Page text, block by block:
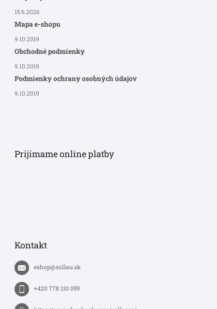
15.6.2026
Mapa e-shopu
9.10.2019
Obchodné podmienky
9.10.2019
Podmienky ochrany osobných údajov
9.10.2019
Prijímame online platby
Kontakt
eshop@sollau.sk
+420 778 110 059